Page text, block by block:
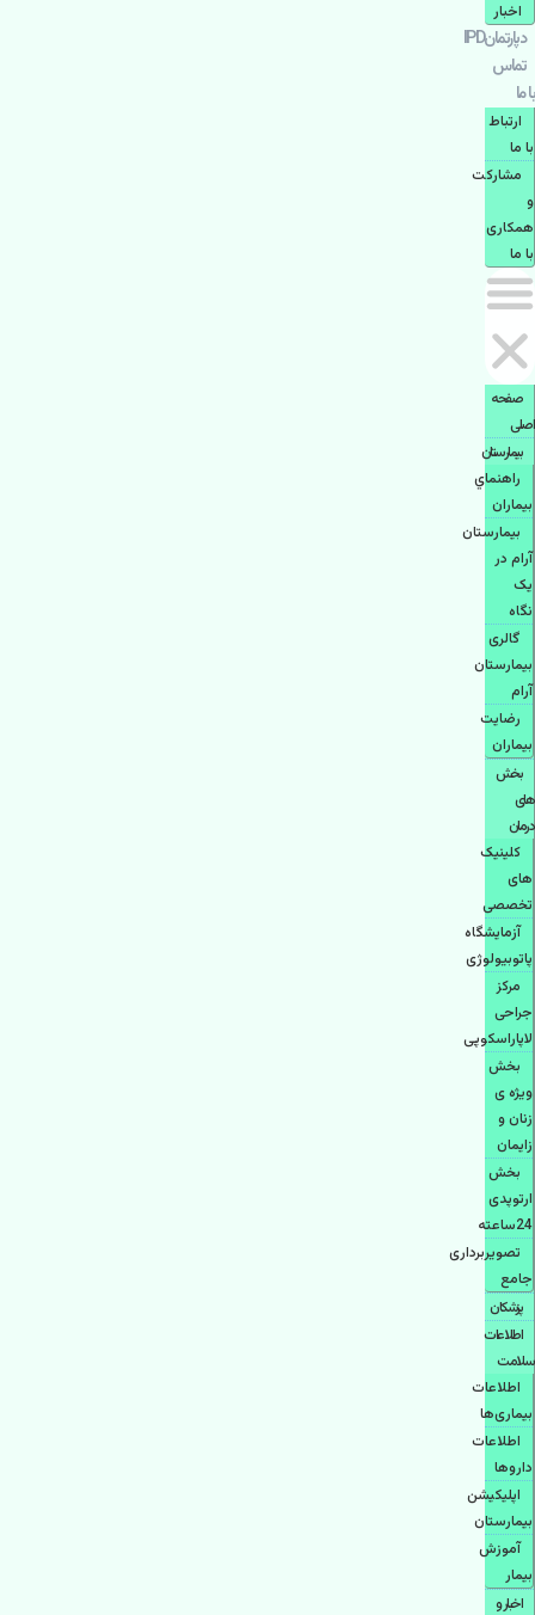
اخبار
دپارتمانIPD
تماس
با ما
ارتباط
با ما
مشاركت
و
همكاری
با ما
صفحه
اصلی
بيمارستان
راهنماي
بیماران
بیمارستان
آرام در
یک
نگاه
گالری
بیمارستان
آرام
رضایت
بیماران
بخش
های
درمان
کلینیک
های
تخصصی
آزمایشگاه
پاتوبیولوژی
مرکز
جراحی
لاپاراسکوپی
بخش
ویژه ی
زنان و
زایمان
بخش
ارتوپدی
24ساعته
تصویربرداری
جامع
پزشكان
اطلاعات
سلامت
اطلاعات
بیماری‌ها
اطلاعات
دارو‌ها
اپليكيشن
بيمارستان
آموزش
بیمار
اخبار و